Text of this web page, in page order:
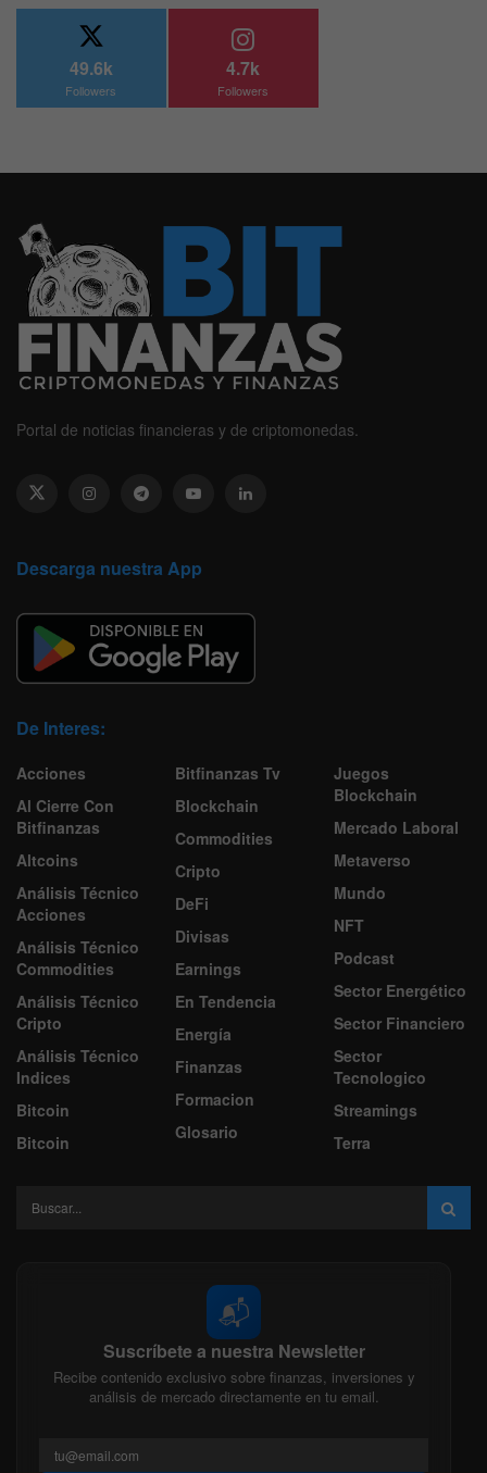
49.6k
Followers
4.7k
Followers
Portal de noticias financieras y de criptomonedas.
Descarga nuestra App
De Interes:
Acciones
Al Cierre Con
Bitfinanzas
Altcoins
Análisis Técnico
Acciones
Análisis Técnico
Commodities
Análisis Técnico
Cripto
Análisis Técnico
Indices
Bitcoin
Bitcoin
Bitfinanzas Tv
Blockchain
Commodities
Cripto
DeFi
Divisas
Earnings
En Tendencia
Energía
Finanzas
Formacion
Glosario
Juegos
Blockchain
Mercado Laboral
Metaverso
Mundo
NFT
Podcast
Sector Energético
Sector Financiero
Sector
Tecnologico
Streamings
Terra
📬
Suscríbete a nuestra Newsletter
Recibe contenido exclusivo sobre finanzas, inversiones y
análisis de mercado directamente en tu email.